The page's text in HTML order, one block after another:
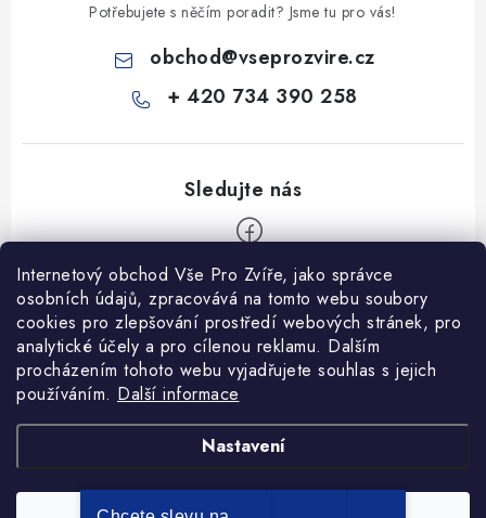
Internetový obchod Vše Pro Zvíře, jako správce
osobních údajů, zpracovává na tomto webu soubory
cookies pro zlepšování prostředí webových stránek, pro
analytické účely a pro cílenou reklamu. Dalším
procházením tohoto webu vyjadřujete souhlas s jejich
používáním. Další informace
Nastavení
Potřebujete s něčím poradit? Jsme tu pro vás!
obchod@vseprozvire.cz
+ 420 734 390 258
Informace pro Vás
Ceník dopravy
Kontakty
Obchodní podmínky
Podmínky ochrany osobních údajů
Heuréka recenze